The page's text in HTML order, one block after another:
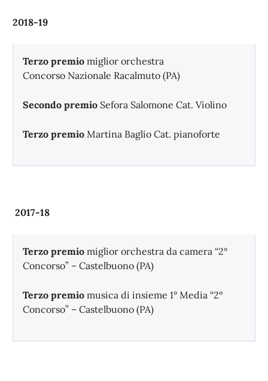
2018-19
Terzo premio miglior orchestra
Concorso Nazionale Racalmuto (PA)
Secondo premio Sefora Salomone Cat. Violino
Terzo premio Martina Baglio Cat. pianoforte
2017-18
Terzo premio miglior orchestra da camera “2°
Concorso” – Castelbuono (PA)
Terzo premio musica di insieme 1° Media “2°
Concorso” – Castelbuono (PA)